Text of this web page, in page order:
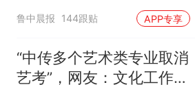
元，57岁保洁阿姨做医美
后眼睛肿到流泪、视物模
糊
鲁中晨报 144跟贴 APP专享
“中传多个艺术类专业取消
艺考”，网友：文化工作者